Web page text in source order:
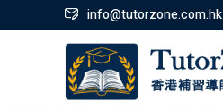
info@tutorzone.com.hk